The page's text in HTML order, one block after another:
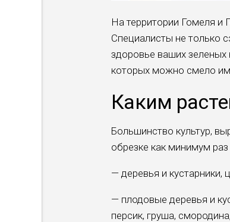
На территории Гомеля и
Специалисты не только
здоровье ваших
которых можно смело
Каким
Большинство культур,
обрезке как минимум
— деревья и кустарники,
— плодовые деревья и
персик, груша,